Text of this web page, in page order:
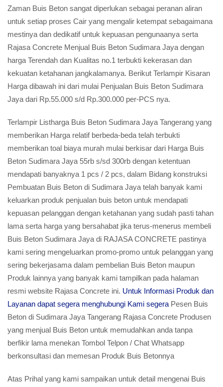
Zaman Buis Beton sangat diperlukan sebagai peranan aliran
untuk setiap proses Cair yang mengalir ketempat sebagaimana
mestinya dan dedikatif untuk kepuasan pengunaanya serta
Rajasa Concrete Menjual Buis Beton Sudimara Jaya dengan
harga Terendah dan Kualitas no.1 terbukti kekerasan dan
kekuatan ketahanan jangkalamanya. Berikut Terlampir Kisaran
Harga dibawah ini dari mulai Penjualan Buis Beton Sudimara
Jaya dari Rp.55.000 s/d Rp.300.000 per-PCS nya.
Terlampir Listharga Buis Beton Sudimara Jaya Tangerang yang
memberikan Harga relatif berbeda-beda telah terbukti
memberikan toal biaya murah mulai berkisar dari Harga Buis
Beton Sudimara Jaya 55rb s/sd 300rb dengan ketentuan
mendapati banyaknya 1 pcs / 2 pcs, dalam Bidang konstruksi
Pembuatan Buis Beton di Sudimara Jaya telah banyak kami
keluarkan produk penjualan buis beton untuk mendapati
kepuasan pelanggan dengan ketahanan yang sudah pasti tahan
lama serta harga yang bersahabat jika terus-menerus membeli
Buis Beton Sudimara Jaya di RAJASA CONCRETE pastinya
kami sering mengeluarkan promo-promo untuk pelanggan yang
sering bekerjasama dalam pembelian Buis Beton maupun
Produk lainnya yang banyak kami tampilkan pada halaman
resmi website Rajasa Concrete ini. Untuk Informasi Produk dan
Layanan dapat segera menghubungi Kami segera Pesen Buis
Beton di Sudimara Jaya Tangerang Rajasa Concrete Produsen
yang menjual Buis Beton untuk memudahkan anda tanpa
berfikir lama menekan Tombol Telpon / Chat Whatsapp
berkonsultasi dan memesan Produk Buis Betonnya
Atas Prihal yang kami sampaikan untuk detail mengenai Buis